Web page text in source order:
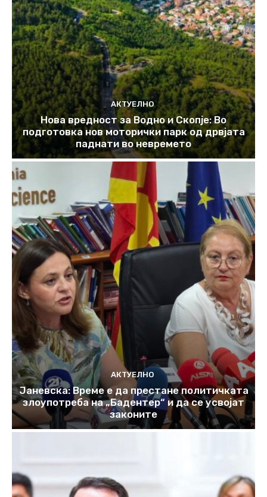
АКТУЕЛНО
Нова вредност за Водно и Скопје: Во
подготовка нов моторички парк од дрвјата
паднати во невремето
АКТУЕЛНО
Јаневска: Време е да престане политичката
злоупотреба на „Бадентер“ и да се усвојат
законите